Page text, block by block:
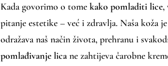
Kada govorimo o tome kako pomladiti lice,
pitanje estetike – već i zdravlja. Naša koža
odražava naš način života, prehranu i
pomlađivanje licane zahtijeva čarobne